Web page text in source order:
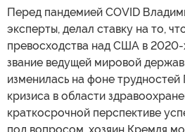
Перед пандемией COVID
эксперты, делал ставку на то,
превосходства над США в 2020-
звание ведущей мировой
изменилась на фоне
кризиса в области
краткосрочной перспективе